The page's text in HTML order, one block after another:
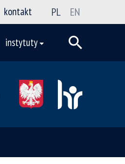
kontakt PL EN
instytuty